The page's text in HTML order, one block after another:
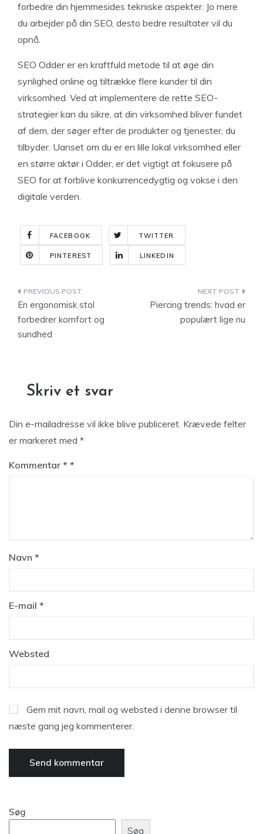
forbedre din hjemmesides tekniske aspekter. Jo mere
du arbejder på din SEO, desto bedre resultater vil du
opnå.
SEO Odder er en kraftfuld metode til at øge din
synlighed online og tiltrække flere kunder til din
virksomhed. Ved at implementere de rette SEO-
strategier kan du sikre, at din virksomhed bliver fundet
af dem, der søger efter de produkter og tjenester, du
tilbyder. Uanset om du er en lille lokal virksomhed eller
en større aktør i Odder, er det vigtigt at fokusere på
SEO for at forblive konkurrencedygtig og vokse i den
digitale verden.
FACEBOOK TWITTER
PINTEREST LINKEDIN
Indlægsnavigation
En ergonomisk stol
forbedrer komfort og
sundhed
Piercing trends: hvad er
populært lige nu
Skriv et svar
Din e-mailadresse vil ikke blive publiceret. Krævede felter
er markeret med *
Kommentar *
Navn *
E-mail *
Websted
Gem mit navn, mail og websted i denne browser til
næste gang jeg kommenterer.
Søg
Søg